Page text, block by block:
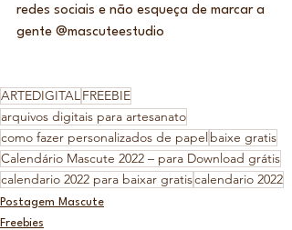
redes sociais e não esqueça de marcar a
gente @mascuteestudio
ARTEDIGITALFREEBIE
arquivos digitais para artesanato
como fazer personalizados de papel baixe gratis
Calendário Mascute 2022 – para Download grátis
calendario 2022 para baixar gratiscalendario 2022
Postagem Mascute
Freebies